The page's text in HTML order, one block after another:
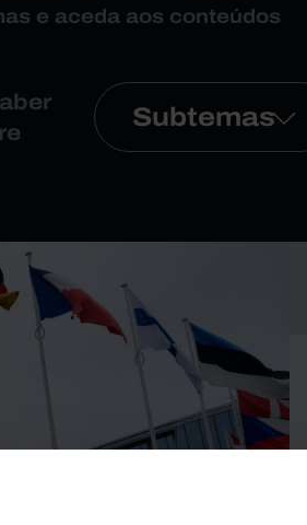
e aceda aos conteúdos
Subtemas